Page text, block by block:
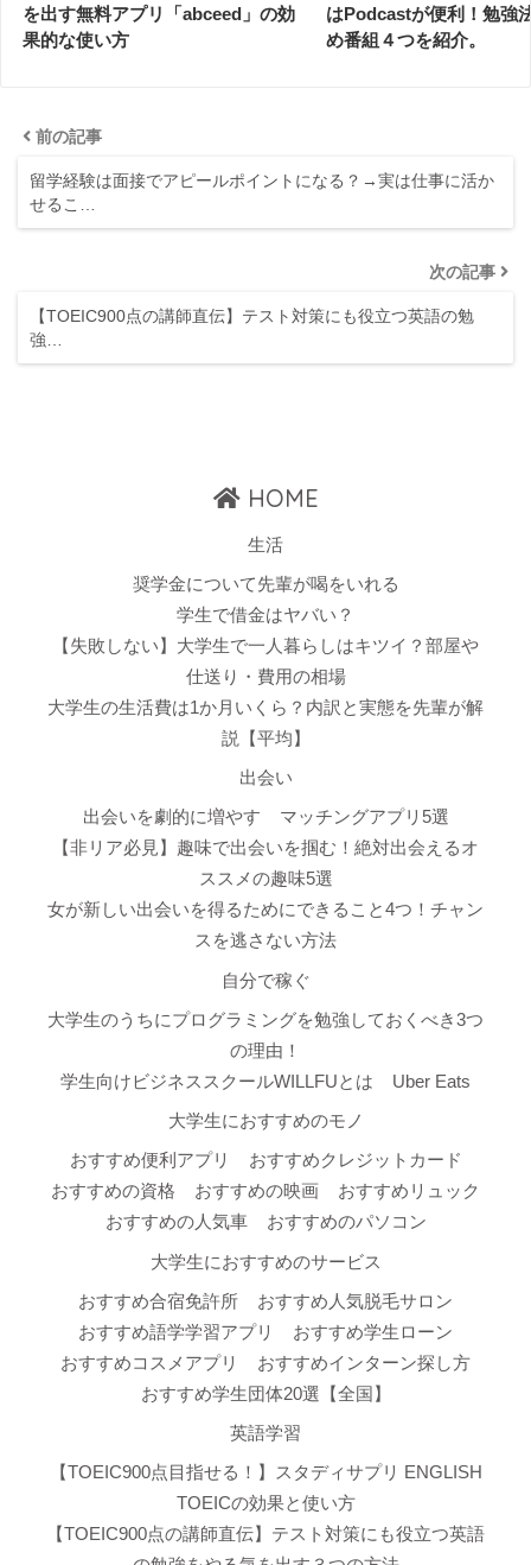
を出す無料アプリ「abceed」の効
果的な使い方
はPodcastが便利！勉強
め番組４つを紹介。
前の記事
留学経験は面接でアピールポイントになる？→実は仕事に活か
せるこ…
次の記事
【TOEIC900点の講師直伝】テスト対策にも役立つ英語の勉
強…
HOME
生活
奨学金について先輩が喝をいれる
学生で借金はヤバい？
【失敗しない】大学生で一人暮らしはキツイ？部屋や
仕送り・費用の相場
大学生の生活費は1か月いくら？内訳と実態を先輩が解
説【平均】
出会い
出会いを劇的に増やす
マッチングアプリ5選
【非リア必見】趣味で出会いを掴む！絶対出会えるオ
ススメの趣味5選
女が新しい出会いを得るためにできること4つ！チャン
スを逃さない方法
自分で稼ぐ
大学生のうちにプログラミングを勉強しておくべき3つ
の理由！
学生向けビジネススクールWILLFUとは
Uber Eats
大学生におすすめのモノ
おすすめ便利アプリ
おすすめクレジットカード
おすすめの資格
おすすめの映画
おすすめリュック
おすすめの人気車
おすすめのパソコン
大学生におすすめのサービス
おすすめ合宿免許所
おすすめ人気脱毛サロン
おすすめ語学学習アプリ
おすすめ学生ローン
おすすめコスメアプリ
おすすめインターン探し方
おすすめ学生団体20選【全国】
英語学習
【TOEIC900点目指せる！】スタディサプリ ENGLISH
TOEICの効果と使い方
【TOEIC900点の講師直伝】テスト対策にも役立つ英語